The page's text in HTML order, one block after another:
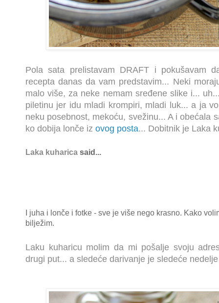
Pola sata prelistavam DRAFT i pokušavam
recepta danas da vam predstavim... Neki
malo više, za neke nemam sređene slike i...
piletinu jer idu mladi krompiri, mladi luk... a ja
neku posebnost, mekoću, svežinu... A i obećala
ko dobija lonče iz ovog posta... Dobitnik je Laka
Laka kuharica said...
I juha i lonče i fotke - sve je više nego krasno. Kako
bilježim.
Laku kuharicu molim da mi pošalje svoju
drugi put... a sledeće darivanje je sledeće